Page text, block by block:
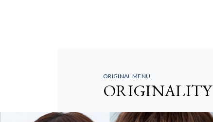
ORIGINAL MENU
ORIGINALITY